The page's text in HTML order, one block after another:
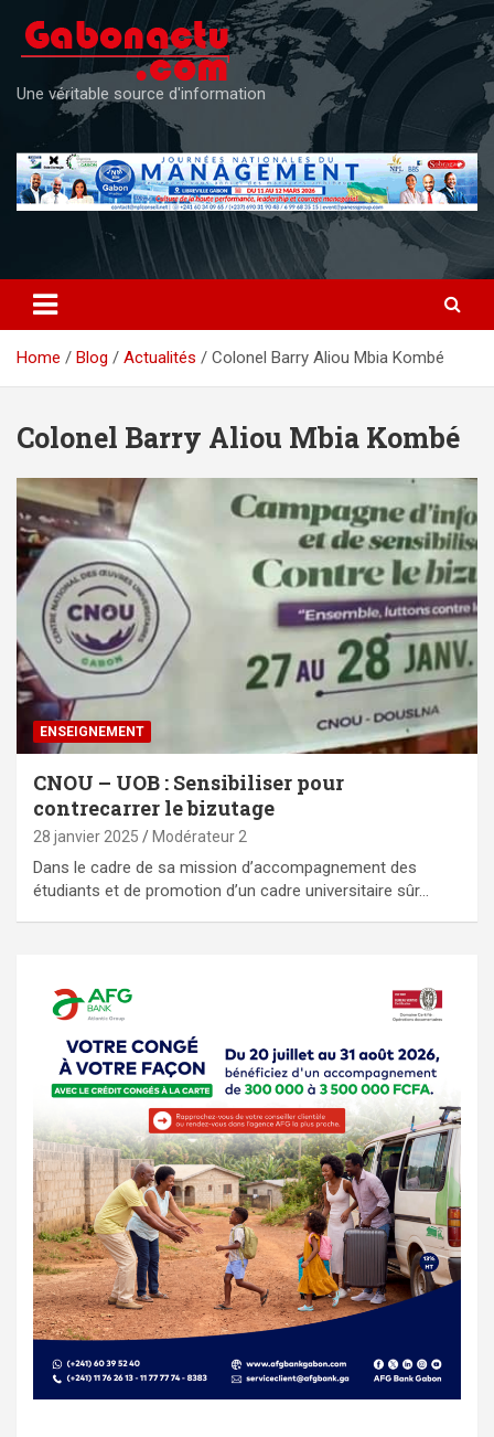
content
Une véritable source d'information
Home Blog Actualités Colonel Barry Aliou Mbia Kombé
Colonel Barry Aliou Mbia Kombé
ENSEIGNEMENT
CNOU – UOB : Sensibiliser pour
contrecarrer le bizutage
28 janvier 2025 Modérateur 2
Dans le cadre de sa mission d’accompagnement des
étudiants et de promotion d’un cadre universitaire sûr…